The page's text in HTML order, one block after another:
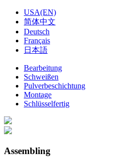
USA(EN)
简体中文
Deutsch
Français
日本語
Bearbeitung
Schweißen
Pulverbeschichtung
Montage
Schlüsselfertig
Assembling